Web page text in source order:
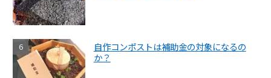
自作コンポストは補助金の対象になるの
か？